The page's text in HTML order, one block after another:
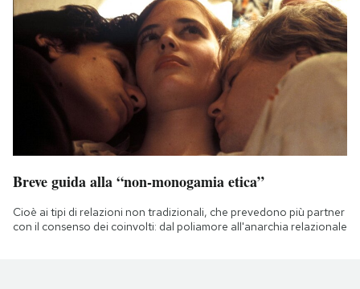
Breve guida alla “non-monogamia etica”
Cioè ai tipi di relazioni non tradizionali, che prevedono più partner
con il consenso dei coinvolti: dal poliamore all'anarchia relazionale